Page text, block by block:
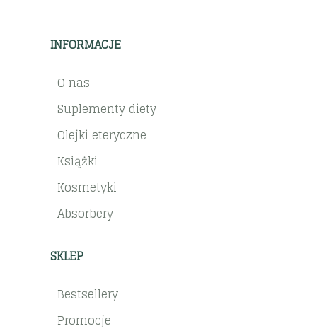
INFORMACJE
O nas
Suplementy diety
Olejki eteryczne
Książki
Kosmetyki
Absorbery
SKLEP
Bestsellery
Promocje